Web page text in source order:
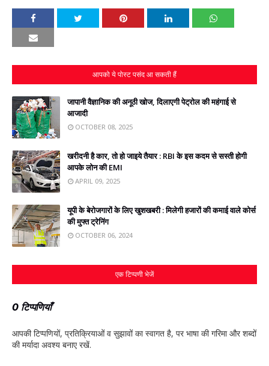
आपको ये पोस्ट पसंद आ सकती हैं
जापानी वैज्ञानिक की अनूठी खोज, दिलाएगी पेट्रोल की महंगाई से
आजादी
OCTOBER 08, 2025
खरीदनी है कार, तो हो जाइये तैयार : RBI के इस कदम से सस्‍ती होगी
आपके लोन की EMI
APRIL 09, 2025
यूपी के बेरोजगारों के लिए खुशखबरी : मिलेगी हजारों की कमाई वाले कोर्स
की मुफ्त ट्रेनिंग
OCTOBER 06, 2024
एक टिप्पणी भेजें
0 टिप्पणियाँ
आपकी टिप्‍पणियों, प्रतिक्रियाओं व सुझावों का स्‍वागत है, पर भाषा की गरिमा और शब्‍दों
की मर्यादा अवश्‍य बनाए रखें.